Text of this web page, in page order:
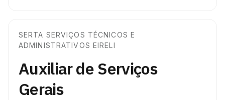
SERTA SERVIÇOS TÉCNICOS E
ADMINISTRATIVOS EIRELI
Auxiliar de Serviços
Gerais